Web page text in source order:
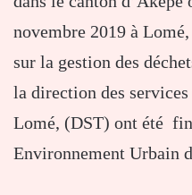
novembre 2019 à
sur la gestion des
la direction des
Lomé, (DST) ont été
Environnement Urbain